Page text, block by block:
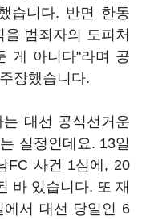
습니다. 반면 한동
범죄자의 도피처
게 아니다"라며 공
장했습니다.
대선 공식선거운
실정인데요. 13일
FC 사건 1심에, 20
바 있습니다. 또 재
에서 대선 당일인 6